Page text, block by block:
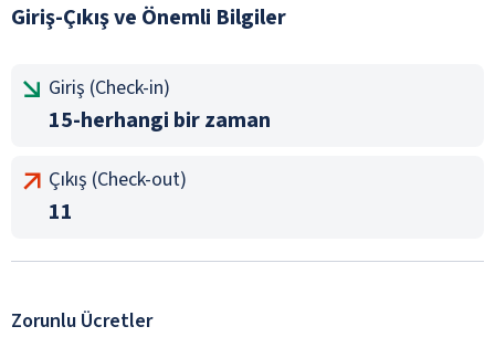
Giriş-Çıkış ve Önemli Bilgiler
Giriş (Check-in)
15-herhangi bir zaman
Çıkış (Check-out)
11
Zorunlu Ücretler